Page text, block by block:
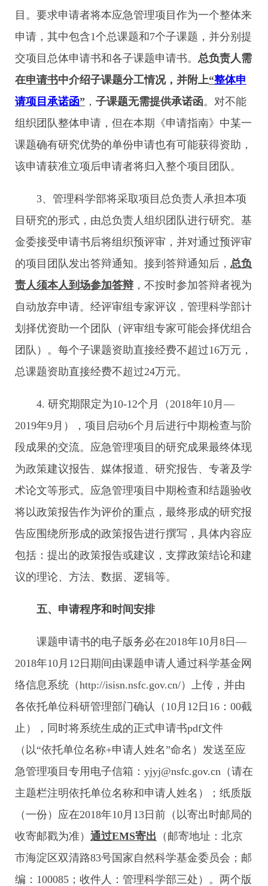
目。要求申请者将本应急管理项目作为一个整体来
申请，其中包含1个总课题和7个子课题，并分别提
交项目总体申请书和各子课题申请书。 总负责人需
在申请书中介绍子课题分工情况，并附上“整体申
请项目承诺函” ， 子课题无需提供承诺函。对不能
组织团队整体申请，但在本期《申请指南》中某一
课题确有研究优势的单份申请也有可能获得资助，
该申请获准立项后申请者将归入整个项目团队。
3、管理科学部将采取项目总负责人承担本项
目研究的形式，由总负责人组织团队进行研究。基
金委接受申请书后将组织预评审，并对通过预评审
的项目团队发出答辩通知。接到答辩通知后， 总负
责人须本人到场参加答辩 ，不按时参加答辩者视为
自动放弃申请。经评审组专家评议，管理科学部计
划择优资助一个团队（评审组专家可能会择优组合
团队）。每个子课题资助直接经费不超过16万元，
总课题资助直接经费不超过24万元。
4. 研究期限定为10-12个月（2018年10月—
2019年9月），项目启动6个月后进行中期检查与阶
段成果的交流。应急管理项目的研究成果最终体现
为政策建议报告、媒体报道、研究报告、专著及学
术论文等形式。应急管理项目中期检查和结题验收
将以政策报告作为评价的重点，最终形成的研究报
告应围绕所形成的政策报告进行撰写，具体内容应
包括：提出的政策报告或建议，支撑政策结论和建
议的理论、方法、数据、逻辑等。
五、申请程序和时间安排
课题申请书的电子版务必在2018年10月8日—
2018年10月12日期间由课题申请人通过科学基金网
络信息系统（http://isisn.nsfc.gov.cn/）上传，并由
各依托单位科研管理部门确认（10月12日16：00截
止），同时将系统生成的正式申请书pdf文件
（以“依托单位名称+申请人姓名”命名）发送至应
急管理项目专用电子信箱：yjyj@nsfc.gov.cn（请在
主题栏注明依托单位名称和申请人姓名）；纸质版
（一份）应在2018年10月13日前（以寄出时邮局的
收寄邮戳为准） 通过EMS寄出 （邮寄地址：北京
市海淀区双清路83号国家自然科学基金委员会；邮
编：100085；收件人：管理科学部三处）。两个版